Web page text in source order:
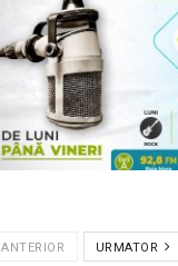
ANTERIOR URMATOR